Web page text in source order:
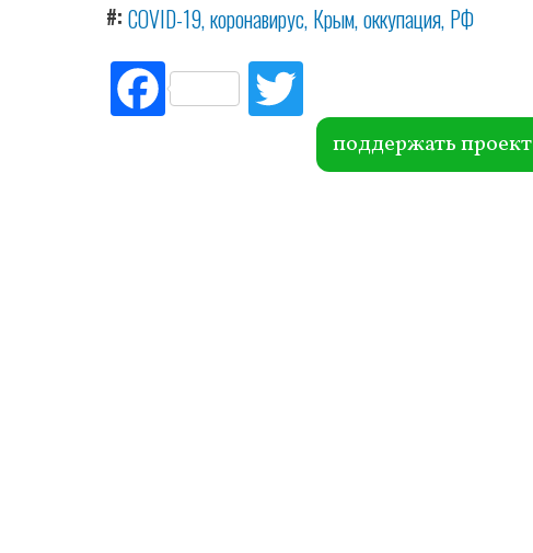
# COVID-19 коронавирус Крым оккупация РФ
Fac
ebo itte
r поддержать проект